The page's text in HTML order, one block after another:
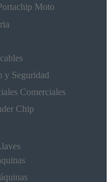
Moto
y Seguridad
Comerciales
Chip